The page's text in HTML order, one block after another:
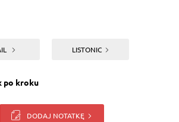
LISTONIC
po kroku
DODAJ NOTATKĘ